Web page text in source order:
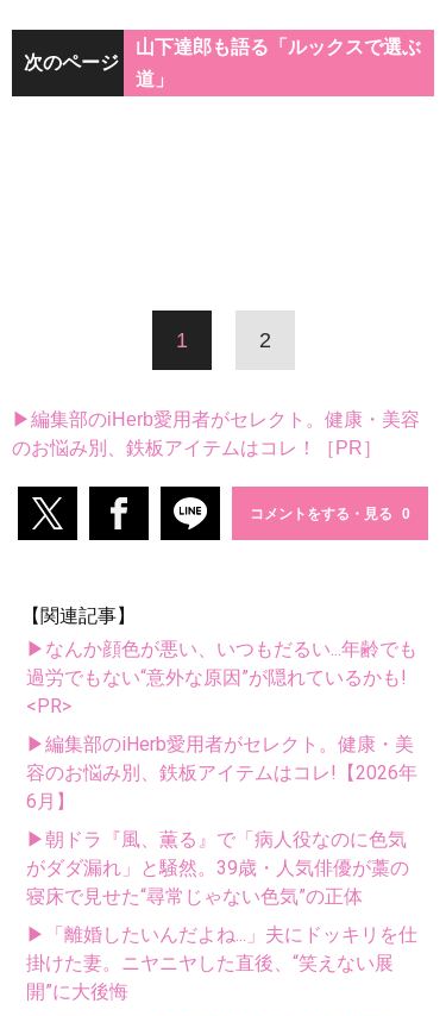
次のページ
山下達郎も語る「ルックスで選ぶ
道」
1 2
▶編集部のiHerb愛用者がセレクト。健康・美容
のお悩み別、鉄板アイテムはコレ！［PR］
コメントをする・見る
【関連記事】
▶なんか顔色が悪い、いつもだるい...年齢でも
過労でもない“意外な原因”が隠れているかも!
<PR>
▶編集部のiHerb愛用者がセレクト。健康・美
容のお悩み別、鉄板アイテムはコレ!【2026年
6月】
▶朝ドラ『風、薫る』で「病人役なのに色気
がダダ漏れ」と騒然。39歳・人気俳優が藁の
寝床で見せた“尋常じゃない色気”の正体
▶「離婚したいんだよね...」夫にドッキリを仕
掛けた妻。ニヤニヤした直後、“笑えない展
開”に大後悔